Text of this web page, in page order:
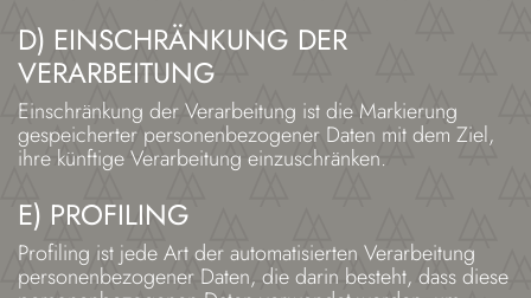
D) EINSCHRÄNKUNG DER
VERARBEITUNG
Einschränkung der Verarbeitung ist die Markierung
gespeicherter personenbezogener Daten mit dem Ziel,
ihre künftige Verarbeitung einzuschränken.
E) PROFILING
Profiling ist jede Art der automatisierten Verarbeitung
personenbezogener Daten, die darin besteht, dass diese